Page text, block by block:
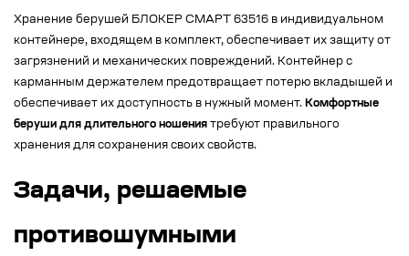
Хранение берушей БЛОКЕР СМАРТ 63516 в индивидуальном
контейнере, входящем в комплект, обеспечивает их защиту от
загрязнений и механических повреждений. Контейнер с
карманным держателем предотвращает потерю вкладышей и
обеспечивает их доступность в нужный момент. Комфортные
беруши для длительного ношения требуют правильного
хранения для сохранения своих свойств.
Задачи, решаемые
противошумными